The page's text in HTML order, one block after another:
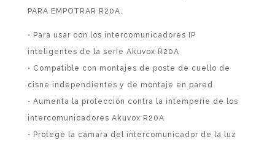
PARA EMPOTRAR R20A.
• Para usar con los intercomunicadores IP
inteligentes de la serie Akuvox R20A
• Compatible con montajes de poste de cuello de
cisne independientes y de montaje en pared
• Aumenta la protección contra la intemperie de los
intercomunicadores Akuvox R20A
• Protege la cámara del intercomunicador de la luz